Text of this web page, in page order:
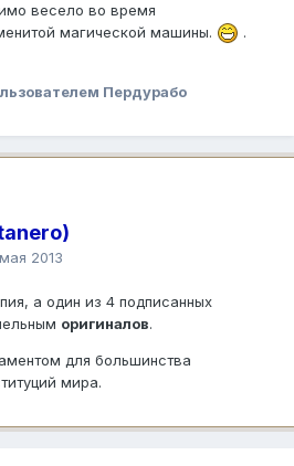
весело во время
магической машины.
.
Пердурабо
2013
а один из 4 подписанных
оригиналов.
для большинства
мира.